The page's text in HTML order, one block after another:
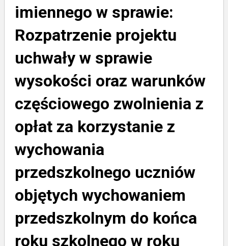
imiennego w sprawie:
Rozpatrzenie projektu
uchwały w sprawie
wysokości oraz warunków
częściowego zwolnienia z
opłat za korzystanie z
wychowania
przedszkolnego uczniów
objętych wychowaniem
przedszkolnym do końca
roku szkolnego w roku